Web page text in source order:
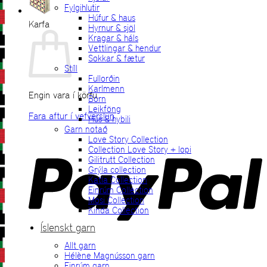
Karfa
Engin vara í körfu.
Fara aftur í vefverslun
Fylgihlutir
Húfur & haus
Hyrnur & sjöl
Kragar & háls
Vettlingar & hendur
Sokkar & fætur
Stíll
Fullorðin
Karlmenn
Börn
Leikföng
Hús & hybili
Garn notað
Love Story Collection
Collection Love Story + lopi
Gilitrutt Collection
Grýla collection
Katla Collection
Einrúm Collection
Mosi Collection
Kinda Collection
Íslenskt garn
Allt garn
Hélène Magnússon garn